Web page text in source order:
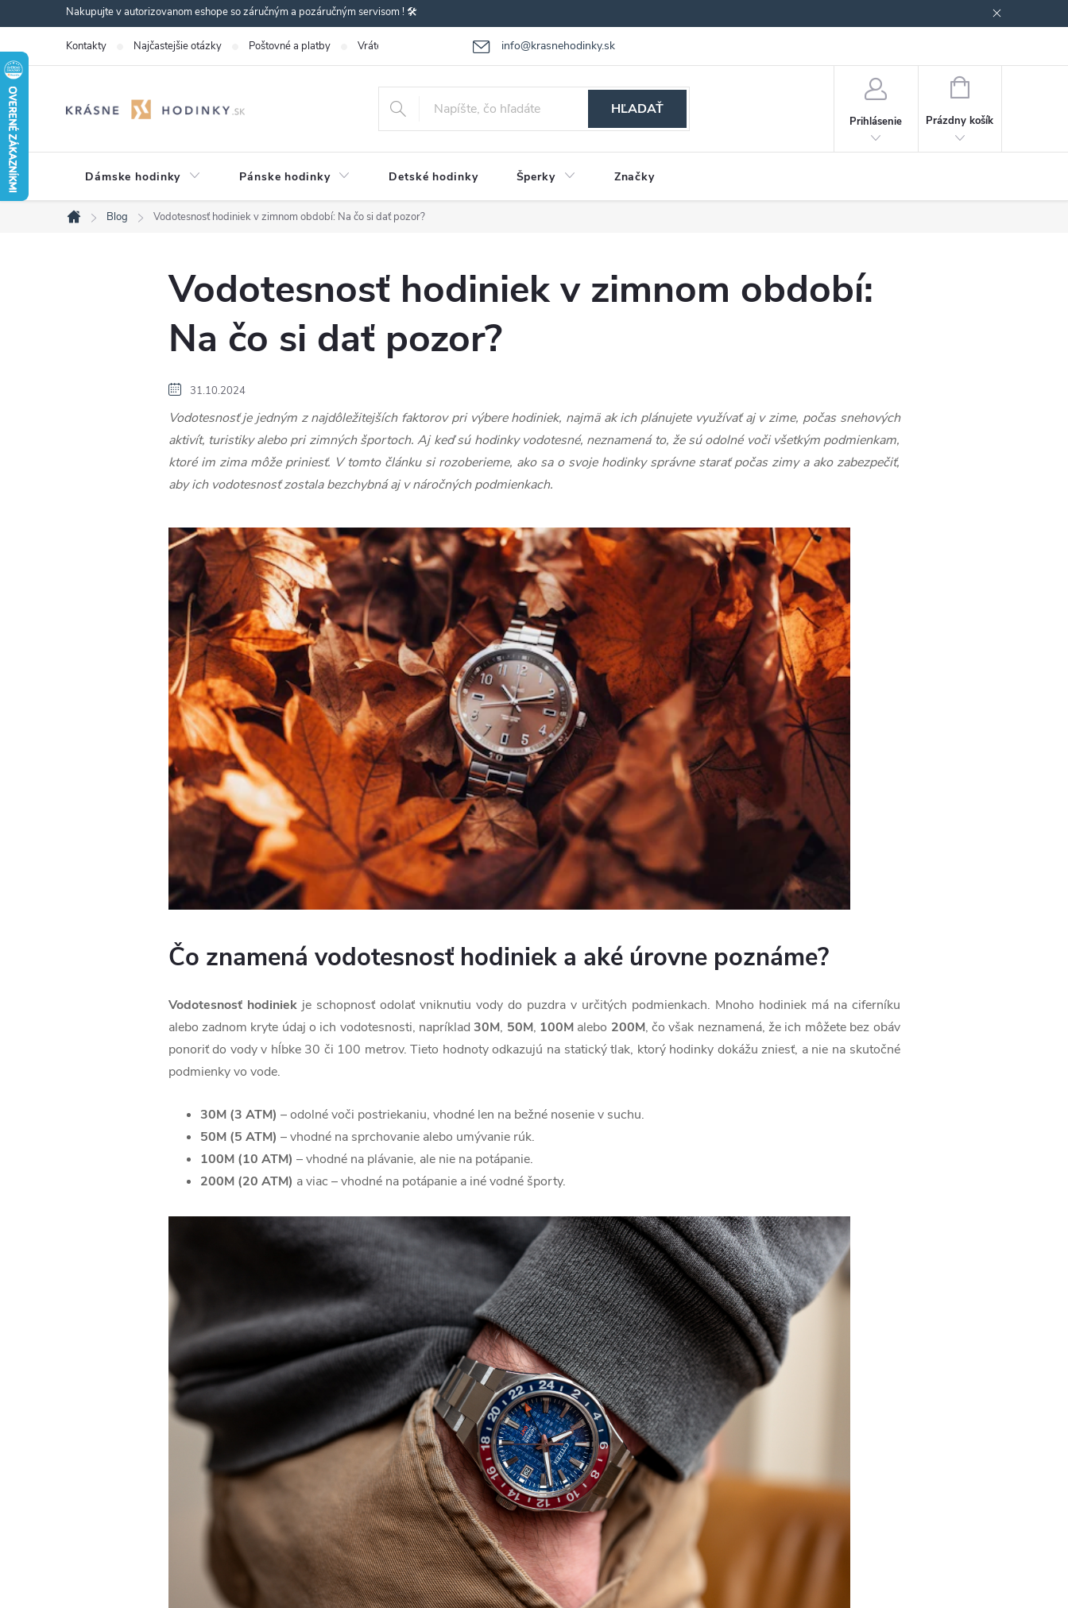
na
obsah
Nakupujte v autorizovanom eshope so záručným a pozáručným servisom ! 🛠️
info@krasnehodinky.sk
Kontakty Najčastejšie otázky Poštovné a platby Vrátenie-výmena tovaru Reklamácia tovaru Obchodné podmienky
HĽADAŤ
Prihlásenie
NÁKUPNÝ
Prázdny košík
Dámske hodinky Pánske hodinky Detské hodinky Šperky Značky
Domov
Blog Vodotesnosť hodiniek v zimnom období: Na čo si dať pozor?
Vodotesnosť hodiniek v zimnom období:
Na čo si dať pozor?
31.10.2024
Vodotesnosť je jedným z najdôležitejších faktorov pri výbere hodiniek, najmä ak ich plánujete využívať aj v zime, počas snehových
aktivít, turistiky alebo pri zimných športoch. Aj keď sú hodinky vodotesné, neznamená to, že sú odolné voči všetkým podmienkam,
ktoré im zima môže priniesť. V tomto článku si rozoberieme, ako sa o svoje hodinky správne starať počas zimy a ako zabezpečiť,
aby ich vodotesnosť zostala bezchybná aj v náročných podmienkach.
Čo znamená vodotesnosť hodiniek a aké úrovne poznáme?
Vodotesnosť hodiniekje schopnosť odolať vniknutiu vody do puzdra v určitých podmienkach. Mnoho hodiniek má na ciferníku
alebo zadnom kryte údaj o ich vodotesnosti, napríklad30M, 50M, 100M alebo 200M, čo však neznamená, že ich môžete bez obáv
ponoriť do vody v hĺbke 30 či 100 metrov. Tieto hodnoty odkazujú na statický tlak, ktorý hodinky dokážu zniesť, a nie na skutočné
podmienky vo vode.
30M (3 ATM) – odolné voči postriekaniu, vhodné len na bežné nosenie v suchu.
50M (5 ATM) – vhodné na sprchovanie alebo umývanie rúk.
100M (10 ATM) – vhodné na plávanie, ale nie na potápanie.
200M (20 ATM) a viac – vhodné na potápanie a iné vodné športy.